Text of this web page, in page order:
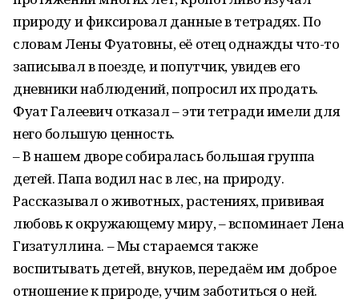
природу и фиксировал данные в тетрадях. По
словам Лены Фуатовны, её отец однажды что-то
записывал в поезде, и попутчик, увидев его
дневники наблюдений, попросил их продать.
Фуат Галеевич отказал – эти тетради имели для
него большую ценность.
– В нашем дворе собиралась большая группа
детей. Папа водил нас в лес, на природу.
Рассказывал о животных, растениях, прививая
любовь к окружающему миру, – вспоминает Лена
Гизатуллина. – Мы стараемся также
воспитывать детей, внуков, передаём им доброе
отношение к природе, учим заботиться о ней.